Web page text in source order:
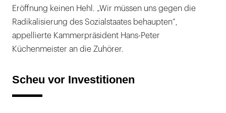
Eröffnung keinen Hehl. „Wir müssen uns gegen die
Radikalisierung des Sozialstaates behaupten“,
appellierte Kammerpräsident Hans-Peter
Küchenmeister an die Zuhörer.
Scheu vor Investitionen